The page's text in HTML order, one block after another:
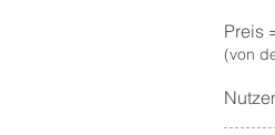
Preis
(von